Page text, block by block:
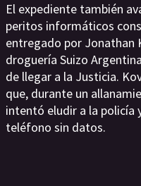
El expediente también
peritos informáticos
entregado por Jonathan
droguería Suizo
de llegar a la Justicia.
que, durante un
intentó eludir a la policía
teléfono sin datos.